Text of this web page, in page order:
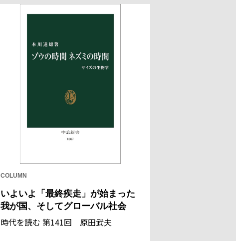
COLUMN
いよいよ「最終疾走」が始まった
我が国、そしてグローバル社会
時代を読む 第141回 原田武夫